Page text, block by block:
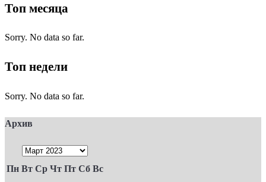
Топ месяца
Sorry. No data so far.
Топ недели
Sorry. No data so far.
Архив
Пн Вт Ср Чт Пт Сб Вс